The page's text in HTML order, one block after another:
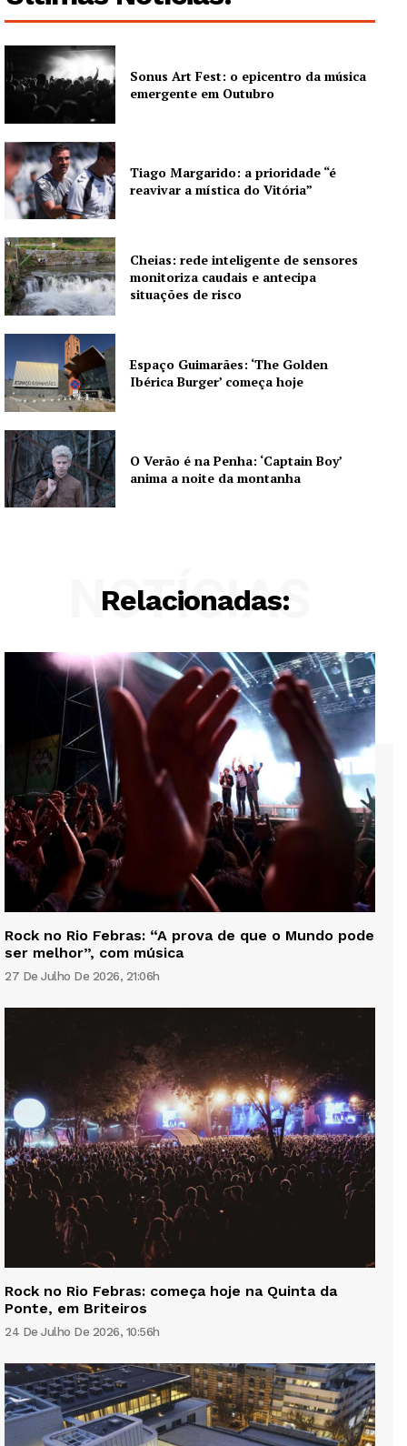
Institucional
Artigos
Edição Digital
Europa
Grande Entrevista
Publicidade
Quero ser Assinante
Sonus Art Fest: o epicentro da música
emergente em Outubro
Tiago Margarido: a prioridade “é
reavivar a mística do Vitória”
Cheias: rede inteligente de sensores
monitoriza caudais e antecipa
situações de risco
Espaço Guimarães: ‘The Golden
Ibérica Burger’ começa hoje
O Verão é na Penha: ‘Captain Boy’
anima a noite da montanha
Relacionadas:
NOTÍCIAS
Rock no Rio Febras: “A prova de que o Mundo pode
ser melhor”, com música
27 De Julho De 2026, 21:06h
Rock no Rio Febras: começa hoje na Quinta da
Ponte, em Briteiros
24 De Julho De 2026, 10:56h